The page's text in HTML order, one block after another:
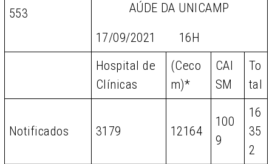
553
AÚDE DA UNICAMP
17/09/2021 16H
Hospital de
Clínicas
(Ceco
m)*
CAI
SM
To
tal
Notificados 3179 12164
100
9
16
35
2